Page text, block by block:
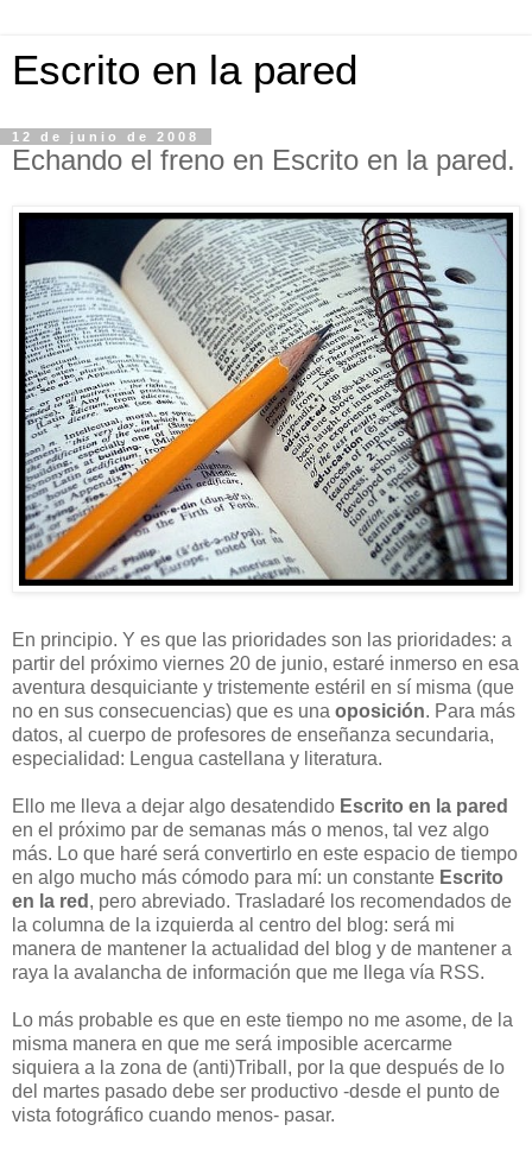
Escrito en la pared
12 de junio de 2008
Echando el freno en Escrito en la pared.
En principio. Y es que las prioridades son las prioridades: a
partir del próximo viernes 20 de junio, estaré inmerso en esa
aventura desquiciante y tristemente estéril en sí misma (que
no en sus consecuencias) que es una oposición. Para más
datos, al cuerpo de profesores de enseñanza secundaria,
especialidad: Lengua castellana y literatura.
Ello me lleva a dejar algo desatendido Escrito en la pared
en el próximo par de semanas más o menos, tal vez algo
más. Lo que haré será convertirlo en este espacio de tiempo
en algo mucho más cómodo para mí: un constante Escrito
en la red , pero abreviado. Trasladaré los recomendados de
la columna de la izquierda al centro del blog: será mi
manera de mantener la actualidad del blog y de mantener a
raya la avalancha de información que me llega vía RSS.
Lo más probable es que en este tiempo no me asome, de la
misma manera en que me será imposible acercarme
siquiera a la zona de (anti)Triball, por la que después de lo
del martes pasado debe ser productivo -desde el punto de
vista fotográfico cuando menos- pasar.